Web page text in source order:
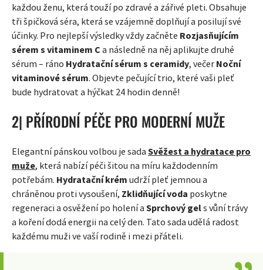
každou ženu, která touží po zdravé a zářivé pleti. Obsahuje
tři špičková séra, která se vzájemně doplňují a posilují své
účinky. Pro nejlepší výsledky vždy začněte Rozjasňujícím
sérem s vitaminem C a následně na něj aplikujte druhé
sérum – ráno Hydratační sérum s ceramidy, večer Noční
vitaminové sérum. Objevte pečující trio, které vaši pleť
bude hydratovat a hýčkat 24 hodin denně!
2| PŘÍRODNÍ PÉČE PRO MODERNÍ MUŽE
Elegantní pánskou volbou je sada Svěžest a hydratace pro
muže, která nabízí péči šitou na míru každodenním
potřebám. Hydratační krém udrží pleť jemnou a
chráněnou proti vysoušení, Zklidňující voda poskytne
regeneraci a osvěžení po holení a Sprchový gels vůní trávy
a koření dodá energii na celý den. Tato sada udělá radost
každému muži ve vaší rodině i mezi přáteli.